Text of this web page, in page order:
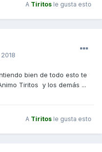
A Tiritos le gusta esto
bien de todo esto te
Tiritos y los demás ...
A Tiritos le gusta esto